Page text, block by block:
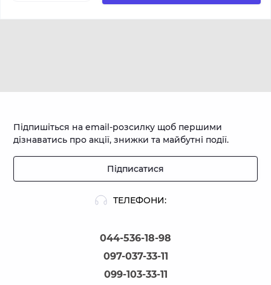
ТЕЛЕФОНИ:
044-536-18-98
097-037-33-11
099-103-33-11
Підпишіться на email-розсилку щоб першими
дізнаватись про акції, знижки та майбутні події.
Підписатися